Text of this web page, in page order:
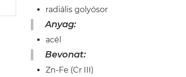
radiális golyósor
Anyag:
acél
Bevonat:
Zn-Fe (Cr III)